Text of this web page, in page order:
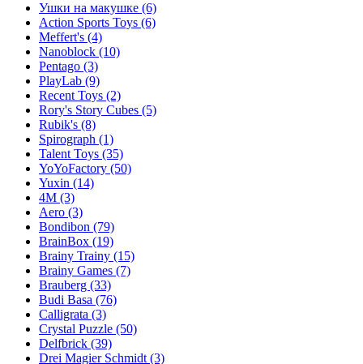
Ушки на макушке (6)
Action Sports Toys (6)
Meffert's (4)
Nanoblock (10)
Pentago (3)
PlayLab (9)
Recent Toys (2)
Rory's Story Cubes (5)
Rubik's (8)
Spirograph (1)
Talent Toys (35)
YoYoFactory (50)
Yuxin (14)
4M (3)
Aero (3)
Bondibon (79)
BrainBox (19)
Brainy Trainy (15)
Brainy Games (7)
Brauberg (33)
Budi Basa (76)
Calligrata (3)
Crystal Puzzle (50)
Delfbrick (39)
Drei Magier Schmidt (3)